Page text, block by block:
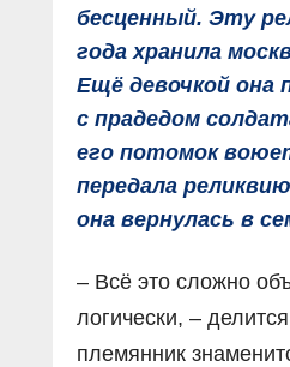
бесценный. Эту
года хранила
Ещё девочкой она
с прадедом
его потомок
передала
она вернулась в
– Всё это сложно
логически, –
племянник